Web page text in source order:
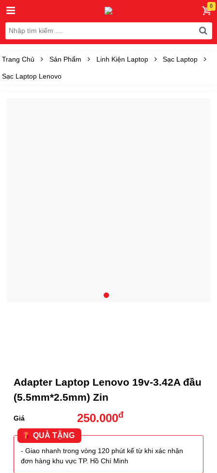
Trang Chủ Sản Phẩm Linh Kiện Laptop Sạc Laptop
Sạc Laptop Lenovo
Adapter Laptop Lenovo 19v-3.42A đầu
(5.5mm*2.5mm) Zin
Giá 250.000đ
QUÀ TẶNG
- Giao nhanh trong vòng 120 phút kể từ khi xác nhận
đơn hàng khu vực TP. Hồ Chí Minh